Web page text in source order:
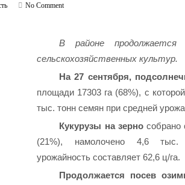
No Comment
В районе продолжается
сельскохозяйственных культур.
На 27 сентября,
площади 17303 га (68%), с
тыс. тонн семян при средней
Кукурузы на зернособрано
(21%), намолочено 4,6 тыс.
урожайность составляет 62,6 ц/га.
Продолжается посев